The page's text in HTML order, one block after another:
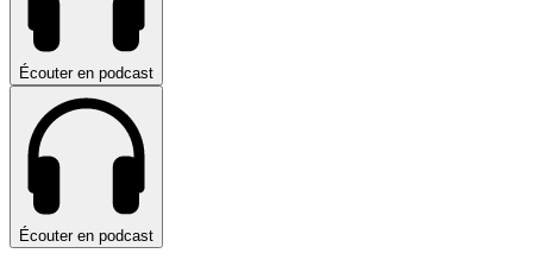
Écouter en podcast
Écouter en podcast